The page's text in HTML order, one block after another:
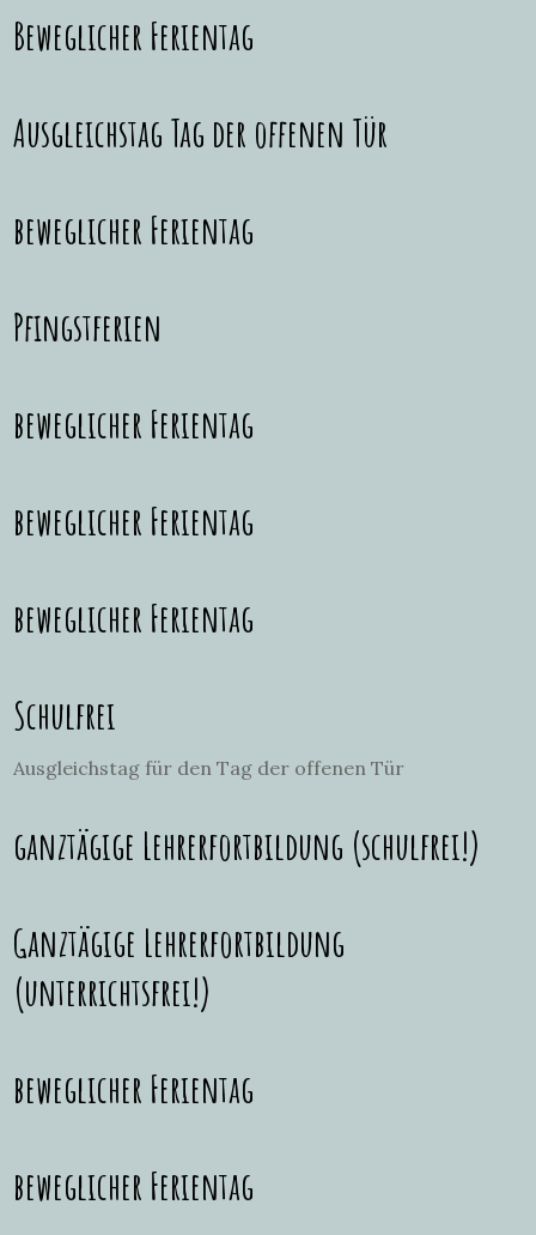
Beweglicher Ferientag
Ausgleichstag Tag der offenen Tür
beweglicher Ferientag
Pfingstferien
beweglicher Ferientag
beweglicher Ferientag
beweglicher Ferientag
Schulfrei
Ausgleichstag für den Tag der offenen Tür
ganztägige Lehrerfortbildung (schulfrei!)
Ganztägige Lehrerfortbildung
(unterrichtsfrei!)
beweglicher Ferientag
beweglicher Ferientag